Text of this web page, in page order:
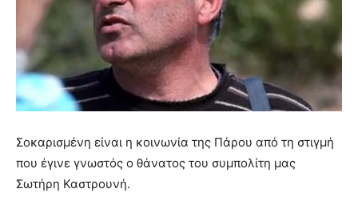
Σοκαρισμένη είναι η κοινωνία της Πάρου από τη στιγμή
που έγινε γνωστός ο θάνατος του συμπολίτη μας
Σωτήρη Καστρουνή.